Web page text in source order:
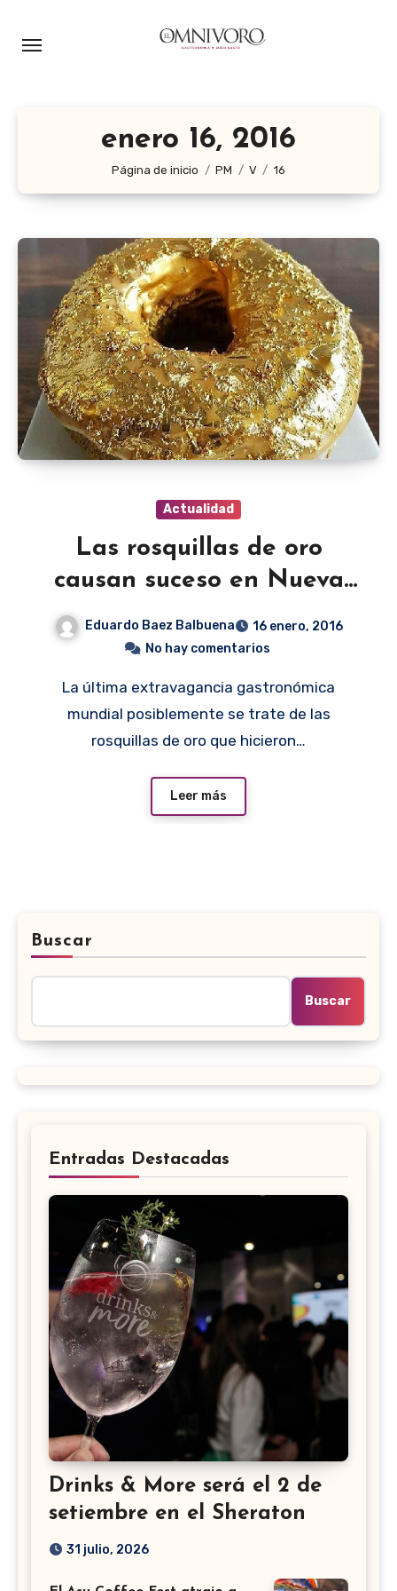
enero 16, 2016
Página de inicio PM V 16
Actualidad
Las rosquillas de oro
causan suceso en Nueva
Eduardo Baez Balbuena
16 enero, 2016
No hay comentarios
La última extravagancia gastronómica
mundial posiblemente se trate de las
rosquillas de oro que hicieron…
Leer más
Buscar
Buscar
Entradas Destacadas
Drinks & More será el 2 de
setiembre en el Sheraton
31 julio, 2026